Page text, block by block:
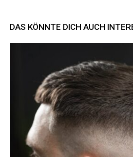
DAS KÖNNTE DICH AUCH